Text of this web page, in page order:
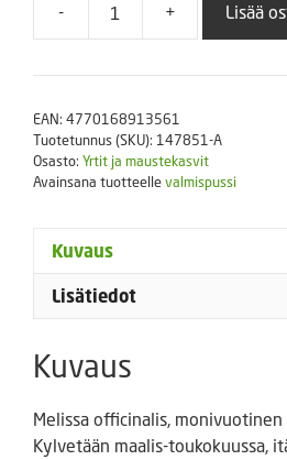
-
määrä
+ Lisää
EAN: 4770168913561
Tuotetunnus (SKU): 147851-A
Osasto: Yrtit ja maustekasvit
Avainsana tuotteellevalmispussi
Kuvaus
Lisätiedot
Kuvaus
Melissa officinalis,
Kylvetään maalis-toukokuussa,